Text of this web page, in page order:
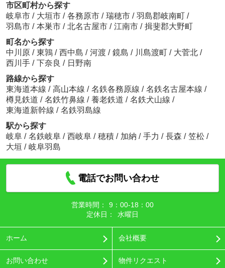
市区町村から探す
岐阜市 / 大垣市 / 各務原市 / 瑞穂市 / 羽島郡岐南町 /
羽島市 / 本巣市 / 北名古屋市 / 江南市 / 揖斐郡大野町
町名から探す
中川原 / 東鶉 / 西中島 / 河渡 / 鏡島 / 川島渡町 / 大菅北 /
西川手 / 下奈良 / 日野南
路線から探す
東海道本線 / 高山本線 / 名鉄各務原線 / 名鉄名古屋本線 /
樽見鉄道 / 名鉄竹鼻線 / 養老鉄道 / 名鉄犬山線 /
東海道新幹線 / 名鉄羽島線
駅から探す
岐阜 / 名鉄岐阜 / 西岐阜 / 穂積 / 加納 / 手力 / 長森 / 笠松 /
大垣 / 岐阜羽島
電話でお問い合わせ
営業時間：
9：00‐18：00
定休日：
水曜日
ホーム 会社概要
お問い合わせ 物件リクエスト